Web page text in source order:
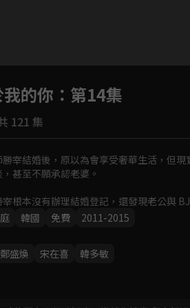
如有不便請見諒
回首頁
的你 ：第14集
121 集
勝宰結婚後，原以為會享受奢華生活，但
甚至不願承認老婆。
宰根本沒有辦理結婚登記，還發現老公與
男友俊夏重新進入她的生活，默默支持她，
韓國 免費 2011-2015
鄭盛煥 宋在喜 韓多敏